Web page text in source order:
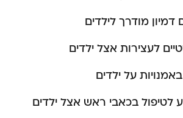
דמיון מודרך לילדים
לעצירות אצל ילדים
על ילדים
לטיפול בכאבי ראש אצל ילדים